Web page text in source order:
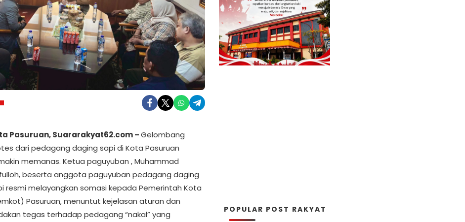
Pasuruan, Suararakyat62.com –Gelombang
dari pedagang daging sapi di Kota Pasuruan
memanas. Ketua paguyuban , Muhammad
beserta anggota paguyuban pedagang daging
resmi melayangkan somasi kepada Pemerintah Kota
Pasuruan, menuntut kejelasan aturan dan
tegas terhadap pedagang “nakal” yang
POPULAR POST RAKYAT